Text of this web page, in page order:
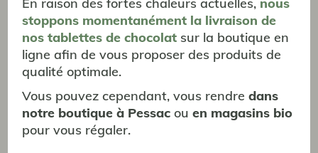
Dégusté avec le chocolat noir cajou sésame de la même
marque... Un régal pour terminer mon déjeuner.. Parole
de Diet !!!
Boitaclou
En raison des fortes chaleurs actuelles, nous
stoppons momentanément la livraison de
nos tablettes de chocolat sur la boutique en
ligne afin de vous proposer des produits de
qualité optimale.
Vous pouvez cependant, vous rendredans
notre boutique à Pessac ouen magasins bio
pour vous régaler.